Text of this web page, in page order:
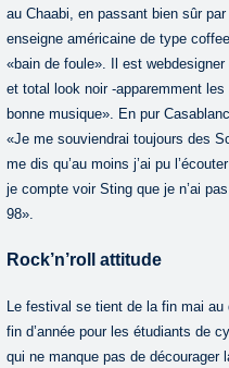
au Chaabi, en passant bien sûr
enseigne américaine de type
«bain de foule». Il est
et total look noir -apparemment
bonne musique». En pur
«Je me souviendrai toujours des
me dis qu’au moins j’ai pu
je compte voir Sting que je n’ai
98».
Rock’n’roll attitude
Le festival se tient de la fin mai
fin d’année pour les étudiants de
qui ne manque pas de décourager